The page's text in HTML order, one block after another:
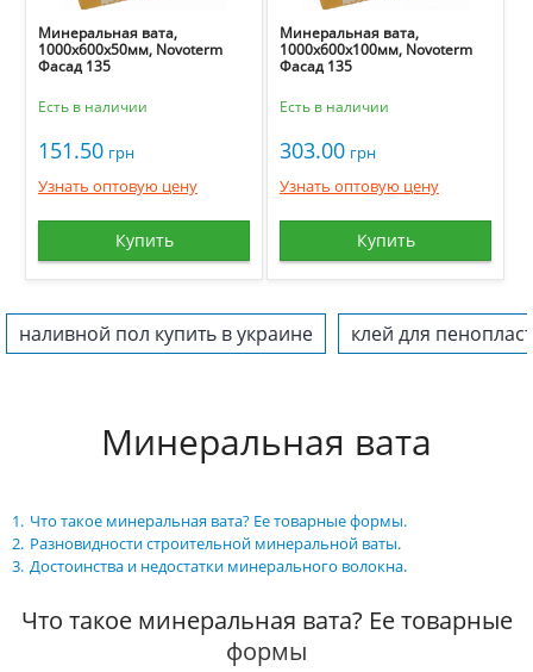
Минеральная вата,
1000х600х50мм, Novoterm
Фасад 135
Есть в наличии
151.50 грн
Узнать оптовую цену
Купить
Минеральная вата,
1000х600х100мм, Novoterm
Фасад 135
Есть в наличии
303.00 грн
Узнать оптовую цену
Купить
наливной пол купить в украине клей для
Минеральная вата
Что такое минеральная вата? Ее товарные формы.
Разновидности строительной минеральной ваты.
Достоинства и недостатки минерального волокна.
Что такое минеральная вата? Ее товарные
формы